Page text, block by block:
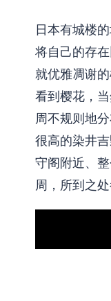
日本有城楼
将自己的存
就优雅凋谢
看到樱花，
周不规则地
很高的染井
守阁附近、
周，所到之处